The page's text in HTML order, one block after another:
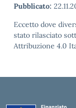
Pubblicato:
Eccetto dove
stato rilasciato
Attribuzione 4.0